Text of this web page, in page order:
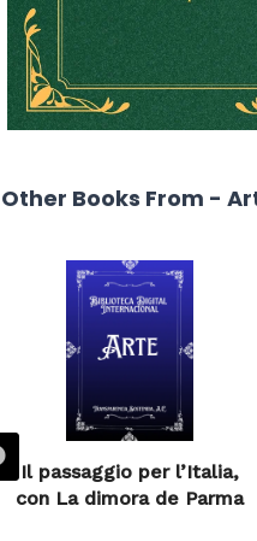
Other Books From -
Il passaggio per l’Italia,
con La dimora de Parma